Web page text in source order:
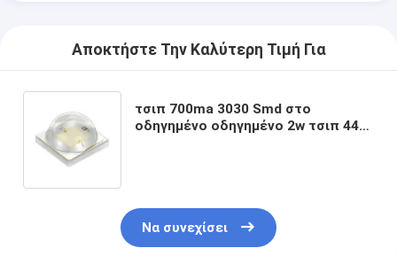
Αποκτήστε Την Καλύτερη Τιμή Για
τσιπ 700ma 3030 Smd στο
οδηγημένο οδηγημένο 2w τσιπ 440-
Να συνεχίσει